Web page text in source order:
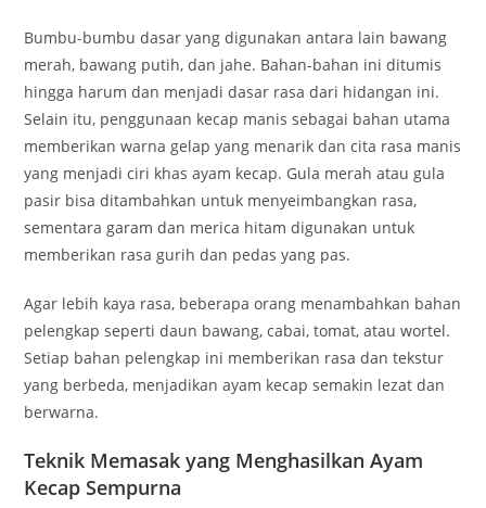
Bumbu-bumbu dasar yang digunakan antara lain bawang
merah, bawang putih, dan jahe. Bahan-bahan ini ditumis
hingga harum dan menjadi dasar rasa dari hidangan ini.
Selain itu, penggunaan kecap manis sebagai bahan utama
memberikan warna gelap yang menarik dan cita rasa manis
yang menjadi ciri khas ayam kecap. Gula merah atau gula
pasir bisa ditambahkan untuk menyeimbangkan rasa,
sementara garam dan merica hitam digunakan untuk
memberikan rasa gurih dan pedas yang pas.
Agar lebih kaya rasa, beberapa orang menambahkan bahan
pelengkap seperti daun bawang, cabai, tomat, atau wortel.
Setiap bahan pelengkap ini memberikan rasa dan tekstur
yang berbeda, menjadikan ayam kecap semakin lezat dan
berwarna.
Teknik Memasak yang Menghasilkan Ayam
Kecap Sempurna